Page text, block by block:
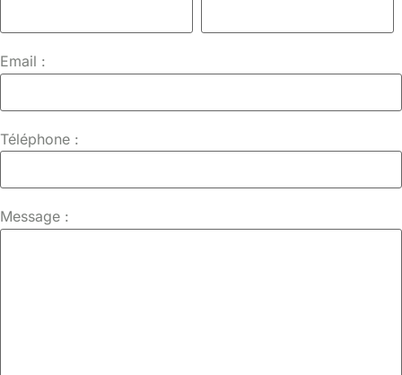
Email :
Téléphone :
Message :